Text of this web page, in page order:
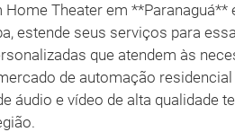
Theater em **Paranaguá**
estende seus serviços para
que atendem às
de automação residencial
áudio e vídeo de alta qualidade